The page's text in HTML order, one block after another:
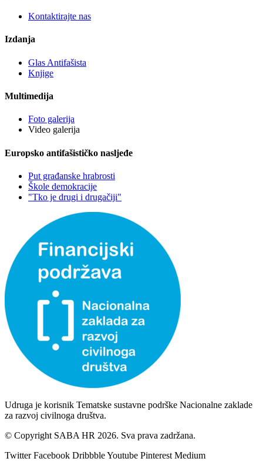
Kontaktirajte nas
Izdanja
Glas Antifašista
Knjige
Multimedija
Foto galerija
Video galerija
Europsko antifašističko nasljeđe
Put građanske hrabrosti
Škole demokracije
"Tko je drugi i drugačiji"
Udruga je korisnik Tematske sustavne podrške Nacionalne zaklade
za razvoj civilnoga društva.
© Copyright SABA HR 2026. Sva prava zadržana.
Twitter Facebook DribbbleYoutube Pinterest Medium